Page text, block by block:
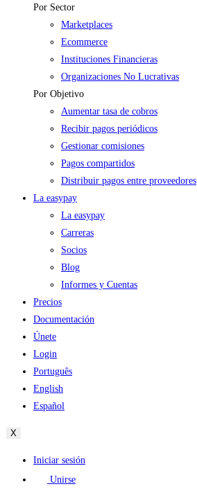
Por Sector
Marketplaces
Ecommerce
Instituciones Financieras
Organizaciones No Lucrativas
Por Objetivo
Aumentar tasa de cobros
Recibir pagos periódicos
Gestionar comisiones
Pagos compartidos
Distribuir pagos entre proveedores
La easypay
La easypay
Carreras
Socios
Blog
Informes y Cuentas
Precios
Documentación
Únete
Login
Português
English
Español
X
Iniciar sesión
Unirse